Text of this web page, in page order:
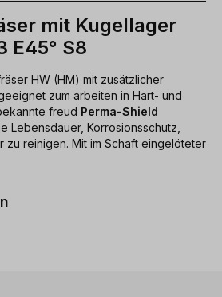
mit Kugellager
E45° S8
HW (HM) mit zusätzlicher
zum arbeiten in Hart- und
freud Perma-Shield
Lebensdauer, Korrosionsschutz,
zu reinigen. Mit im Schaft eingelöteter